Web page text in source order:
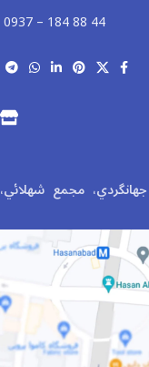
44 88 184 – 0937
مجمع شهلائي،